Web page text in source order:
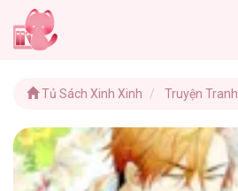
Tủ Sách Xinh Xinh Truyện Tranh